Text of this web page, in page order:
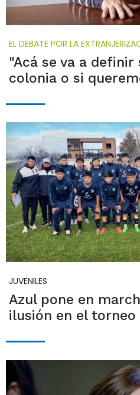
EL DEBATE POR LA
"Acá se va a
colonia o si
JUVENILES
Azul pone en
ilusión en el torneo